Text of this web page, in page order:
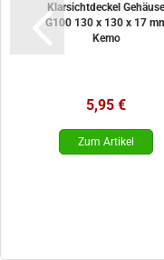
Klarsichtdeckel Gehäuse
G100 130 x 130 x 17
Kemo
5,95 €